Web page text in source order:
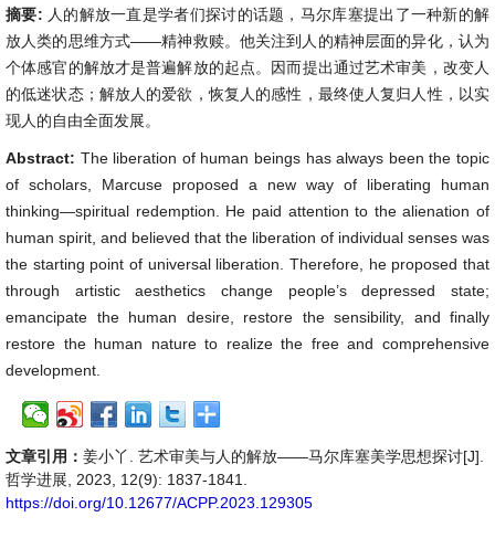
摘要: 人的解放一直是学者们探讨的话题，马尔库塞提出了一种新的解
放人类的思维方式——精神救赎。他关注到人的精神层面的异化，认为
个体感官的解放才是普遍解放的起点。因而提出通过艺术审美，改变人
的低迷状态；解放人的爱欲，恢复人的感性，最终使人复归人性，以实
现人的自由全面发展。
Abstract: The liberation of human beings has always been the topic
of scholars, Marcuse proposed a new way of liberating human
thinking—spiritual redemption. He paid attention to the alienation of
human spirit, and believed that the liberation of individual senses was
the starting point of universal liberation. Therefore, he proposed that
through artistic aesthetics change people’s depressed state;
emancipate the human desire, restore the sensibility, and finally
restore the human nature to realize the free and comprehensive
development.
文章引用： 姜小丫. 艺术审美与人的解放——马尔库塞美学思想探讨[J].
哲学进展, 2023, 12(9): 1837-1841.
https://doi.org/10.12677/ACPP.2023.129305